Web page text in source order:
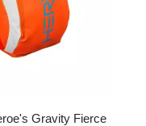
Gravity Fierce